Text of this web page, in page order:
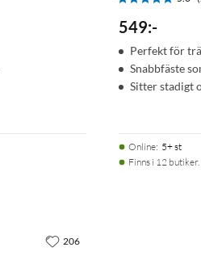
549:-
Perfekt för
Snabbfäste
Sitter stadigt
Online: 5+ st
Finns i 12 butiker.
206